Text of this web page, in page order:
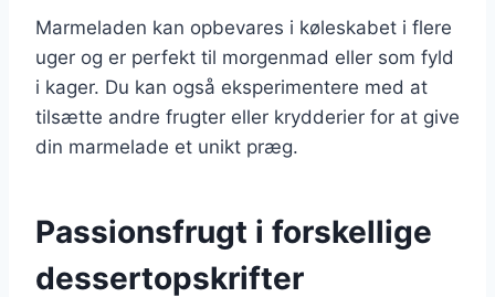
Marmeladen kan opbevares i køleskabet i flere
uger og er perfekt til morgenmad eller som fyld
i kager. Du kan også eksperimentere med at
tilsætte andre frugter eller krydderier for at give
din marmelade et unikt præg.
Passionsfrugt i forskellige
dessertopskrifter